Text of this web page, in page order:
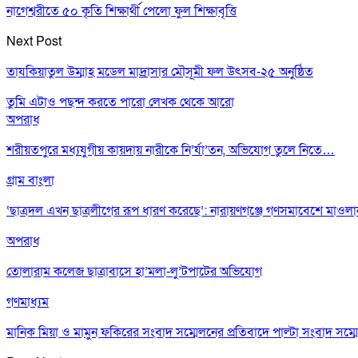
নাগেশ্বরীতে ৫০ কৃতি শিক্ষার্থী পেলো ফুল শিক্ষাবৃত্তি
Next Post
তাযকিয়াতুল উম্মাহ মডেল মাদ্রাসার মৌসূমী ফল উৎসব-২৫ অনুষ্ঠিত
তুমি এটাও পছন্দ করতে পারোলেখক থেকে আরো
অপরাধ
শরীয়তপুরে মধ্যযুগীয় কায়দায় নারীকে নি’র্যা’তন, অভিযোগ তুলে নিতে…
গ্রাম বাংলা
‘ছাত্রদল এখন ছাত্রলীগের রূপ ধারণ করেছে’: নারায়ণগঞ্জে গণসমাবেশে
অপরাধ
তোলারাম কলেজ ছাত্রাবাসে হা’মলা-লু’টপাটের অভিযোগ
গণমাধ্যম
মানিক মিয়া ও মামুন ফকিরের সংবাদ সম্মেলনের প্রতিবাদে পাল্টা সংবাদ